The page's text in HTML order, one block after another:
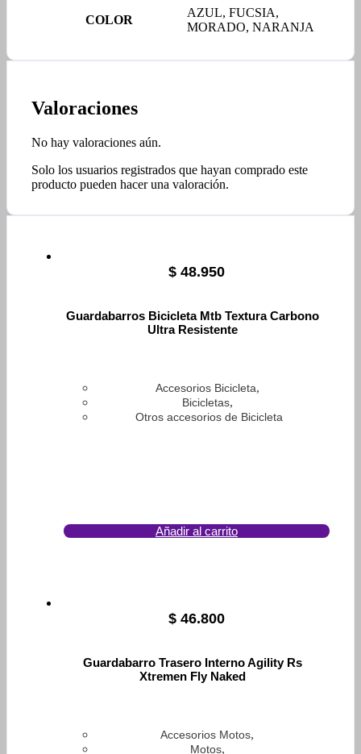
COLOR
AZUL, FUCSIA,
MORADO, NARANJA
Valoraciones
No hay valoraciones aún.
Solo los usuarios registrados que hayan comprado este
producto pueden hacer una valoración.
$ 48.950
Guardabarros Bicicleta Mtb Textura Carbono
Ultra Resistente
Accesorios Bicicleta,
Bicicletas,
Otros accesorios de Bicicleta
Añadir al carrito
$ 46.800
Guardabarro Trasero Interno Agility Rs
Xtremen Fly Naked
Accesorios Motos,
Motos,